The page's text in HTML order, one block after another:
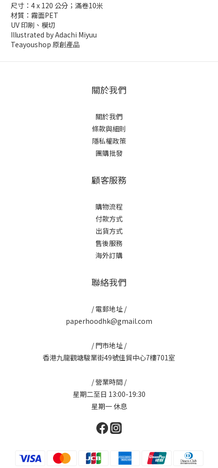
尺寸：4 x 120 公分；滿卷10米
材質：霧面PET
UV 印刷、模切
Illustrated by Adachi Miyuu
Teayoushop 原創產品
關於我們
關於我們
條款與細則
隱私權政策
團購批發
顧客服務
購物流程
付款方式
出貨方式
售後服務
海外訂購
聯絡我們
/ 電郵地址 /
paperhoodhk@gmail.com
/ 門市地址 /
香港九龍觀塘駿業街49號佳貿中心7樓701室
/ 營業時間 /
星期二至日 13:00-19:30
星期一 休息